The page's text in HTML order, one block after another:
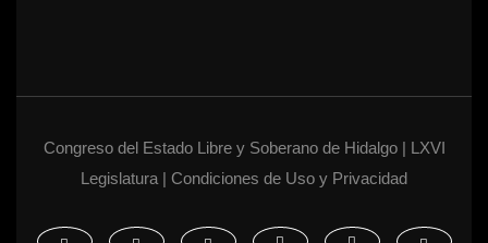
Congreso del Estado Libre y Soberano de Hidalgo | LXVI
Legislatura | Condiciones de Uso y Privacidad